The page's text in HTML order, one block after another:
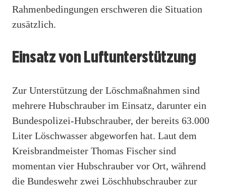
Rahmenbedingungen erschweren die Situation
zusätzlich.
Einsatz von Luftunterstützung
Zur Unterstützung der Löschmaßnahmen sind
mehrere Hubschrauber im Einsatz, darunter ein
Bundespolizei-Hubschrauber, der bereits 63.000
Liter Löschwasser abgeworfen hat. Laut dem
Kreisbrandmeister Thomas Fischer sind
momentan vier Hubschrauber vor Ort, während
die Bundeswehr zwei Löschhubschrauber zur